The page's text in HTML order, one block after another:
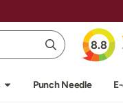
8.8
Punch Needle